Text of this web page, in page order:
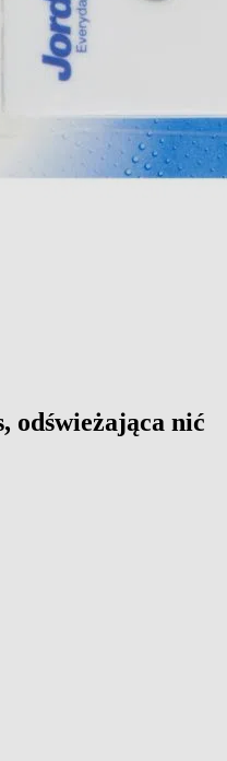
odświeżająca nić